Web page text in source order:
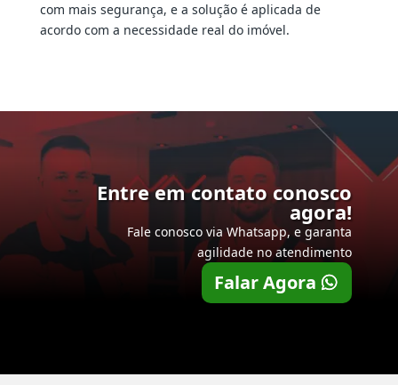
com mais segurança, e a solução é aplicada de
acordo com a necessidade real do imóvel.
Entre em contato conosco
agora!
Fale conosco via Whatsapp, e garanta
agilidade no atendimento
Falar Agora